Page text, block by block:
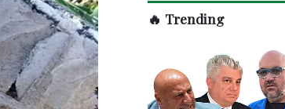
🔥 Trending